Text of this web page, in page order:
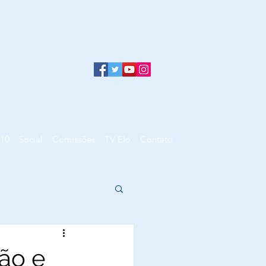
Social Comissões TV Elo Contato
e